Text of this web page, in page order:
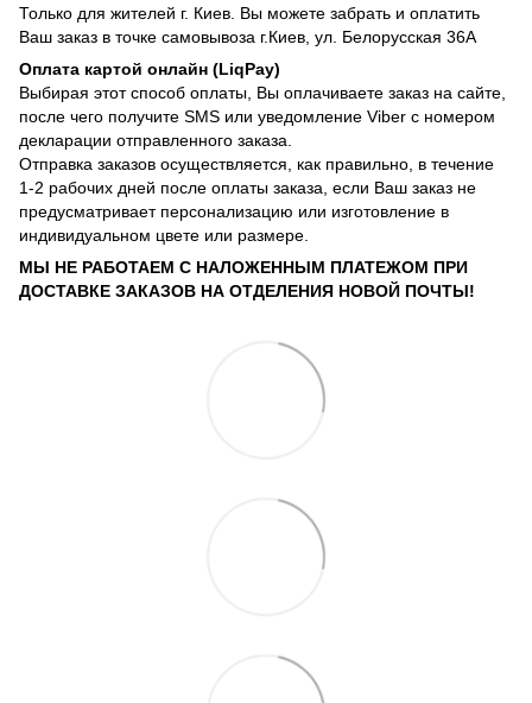
Только для жителей г. Киев. Вы можете забрать и оплатить
Ваш заказ в точке самовывоза г.Киев, ул. Белорусская 36А
Оплата картой онлайн (LiqPay)
Выбирая этот способ оплаты, Вы оплачиваете заказ на сайте,
после чего получите SMS или уведомление Viber с номером
декларации отправленного заказа.
Отправка заказов осуществляется, как правильно, в течение
1-2 рабочих дней после оплаты заказа, если Ваш заказ не
предусматривает персонализацию или изготовление в
индивидуальном цвете или размере.
МЫ НЕ РАБОТАЕМ С НАЛОЖЕННЫМ ПЛАТЕЖОМ ПРИ
ДОСТАВКЕ ЗАКАЗОВ НА ОТДЕЛЕНИЯ НОВОЙ ПОЧТЫ!